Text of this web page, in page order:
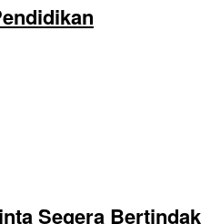
Segera Bertindak